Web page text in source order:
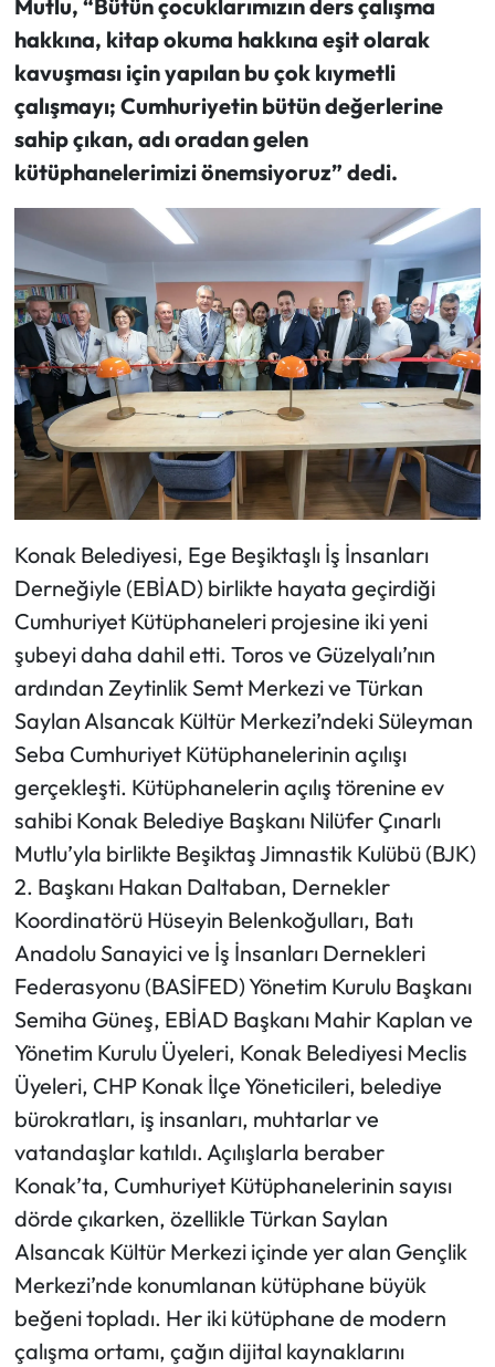
Mutlu, “Bütün çocuklarımızın ders çalışma
hakkına, kitap okuma hakkına eşit olarak
kavuşması için yapılan bu çok kıymetli
çalışmayı; Cumhuriyetin bütün değerlerine
sahip çıkan, adı oradan gelen
kütüphanelerimizi önemsiyoruz” dedi.
Konak Belediyesi, Ege Beşiktaşlı İş İnsanları
Derneğiyle (EBİAD) birlikte hayata geçirdiği
Cumhuriyet Kütüphaneleri projesine iki yeni
şubeyi daha dahil etti. Toros ve Güzelyalı’nın
ardından Zeytinlik Semt Merkezi ve Türkan
Saylan Alsancak Kültür Merkezi’ndeki Süleyman
Seba Cumhuriyet Kütüphanelerinin açılışı
gerçekleşti. Kütüphanelerin açılış törenine ev
sahibi Konak Belediye Başkanı Nilüfer Çınarlı
Mutlu’yla birlikte Beşiktaş Jimnastik Kulübü (BJK)
2. Başkanı Hakan Daltaban, Dernekler
Koordinatörü Hüseyin Belenkoğulları, Batı
Anadolu Sanayici ve İş İnsanları Dernekleri
Federasyonu (BASİFED) Yönetim Kurulu Başkanı
Semiha Güneş, EBİAD Başkanı Mahir Kaplan ve
Yönetim Kurulu Üyeleri, Konak Belediyesi Meclis
Üyeleri, CHP Konak İlçe Yöneticileri, belediye
bürokratları, iş insanları, muhtarlar ve
vatandaşlar katıldı. Açılışlarla beraber
Konak’ta, Cumhuriyet Kütüphanelerinin sayısı
dörde çıkarken, özellikle Türkan Saylan
Alsancak Kültür Merkezi içinde yer alan Gençlik
Merkezi’nde konumlanan kütüphane büyük
beğeni topladı. Her iki kütüphane de modern
çalışma ortamı, çağın dijital kaynaklarını